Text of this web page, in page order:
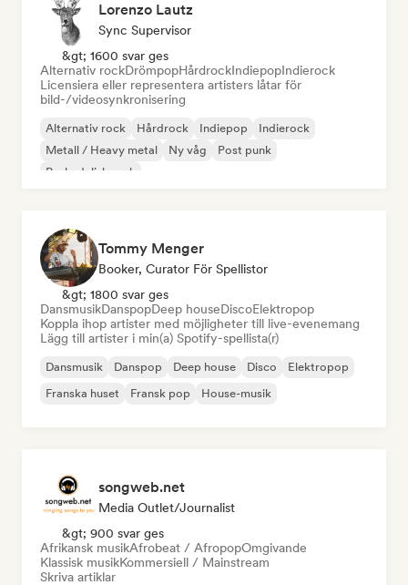
Lorenzo Lautz
Sync Supervisor
&gt; 1600 svar ges
Alternativ rockDrömpopHårdrockIndiepopIndierock
Licensiera eller representera artisters låtar för
bild-/videosynkronisering
Alternativ rock Hårdrock Indiepop
Indierock
Metall / Heavy metal
Ny våg
Post punk
Psykedelisk rock
Tommy Menger
Booker, Curator För Spellistor
&gt; 1800 svar ges
DansmusikDanspopDeep houseDiscoElektropop
Koppla ihop artister med möjligheter till live-evenemang
Lägg till artister i min(a) Spotify-spellista(r)
Dansmusik Danspop Deep house Disco
Elektropop
Franska huset
Fransk pop House-musik
songweb.net
Media Outlet/Journalist
&gt; 900 svar ges
Afrikansk musikAfrobeat / AfropopOmgivande
Klassisk musikKommersiell / Mainstream
Skriva artiklar